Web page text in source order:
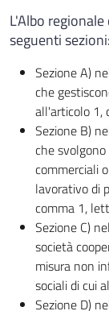
L'Albo
seguenti sezioni:
Sezione A)
che
all'articolo 1,
Sezione B)
che
commerciali
lavorativo di
comma 1,
Sezione C)
società
misura non
sociali di cui
Sezione D)